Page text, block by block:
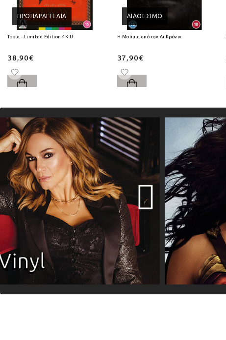
ΠΡΟΠΑΡΑΓΓΕΛΊΑ
Τροία - Limited Edition 4K Ultra HD
38,90€
ΔΙΑΘΈΣΙΜΟ
Η Μούμια από τον Λι Κρόνιν (2026) 4K Ultra HD
37,90€